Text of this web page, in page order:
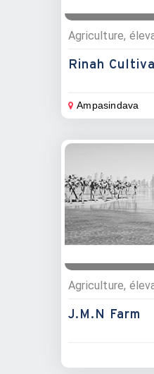
Ampasindava
J.M.N Farm